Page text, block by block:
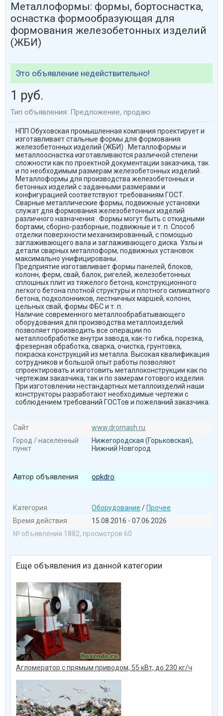
Металлоформы: формы, бортоснастка,
оснастка формообразующая для
формования железобетонных изделий
(ЖБИ)
Это объявление недействительно!
1 руб.
Тип объявления: Предложение, продаю
НПП Обуховская промышленная компания проектирует и
изготавливает стальные формы для формования
железобетонных изделий (ЖБИ) . Металлоформы и
металлооcнастка изготавливаются различной степени
сложности как по проектной документации заказчика, так
и по необходимым размерам железобетонных изделий.
Металлоформы для производства железобетонных и
бетонных изделий с заданными размерами и
конфигурацией соответствуют требованиям ГОСТ.
Сварные металлические формы, подвижные установки
служат для формования железобетонных изделий
различного назначения . Формы могут быть с откидными
бортами, сборно-разборные, подвижные и т. п. Способ
отделки поверхности механизированный, с помощью
заглаживающего вала и заглаживающего диска. Узлы и
детали сварных металлоформ, подвижных установок
максимально унифицированы.
Предприятие изготавливает формы панелей, блоков,
колонн, ферм, свай, балок, ригелей, железобетонных
сплошных плит из тяжелого бетона, конструкционного
легкого бетона плотной структуры и плотного силикатного
бетона, подколонников, лестничных маршей, колонн,
цельных свай, формы ФБС и т. п.
Наличие современного металлообрабатывающего
оборудования для производства металлоизделий
позволяет производить все операции по
металлообработке внутри завода, как-то гибка, порезка,
фрезерная обработка, сварка, очистка, грунтовка,
покраска конструкций из металла. Высокая квалификация
сотрудников и большой опыт работы позволяют
спроектировать и изготовить металлоконструкции как по
чертежам заказчика, так и по замерам готового изделия.
При изготовлении нестандартных металлоизделий наши
конструкторы разработают необходимые чертежи с
соблюдением требований ГОСТов и пожеланий заказчика.
Сайт
www.dromash.ru
Город / населенный
пункт
Нижегородская (Горьковская),
Нижний Новгород
Автор объявления opkdro
Категория Оборудование / Прочее
Время действия
15.08.2016 - 07.06.2026
№ объявления 1882, просмотров 60
Еще объявления из данной категории
Агломератор с прямым приводом, 55 кВт, до 230 кг/ч